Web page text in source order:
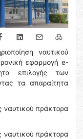
ναυτικού
εφαρμογή e-
επιλογής των
τα απαραίτητα
ναυτικού πράκτορα
ναυτικού πράκτορα